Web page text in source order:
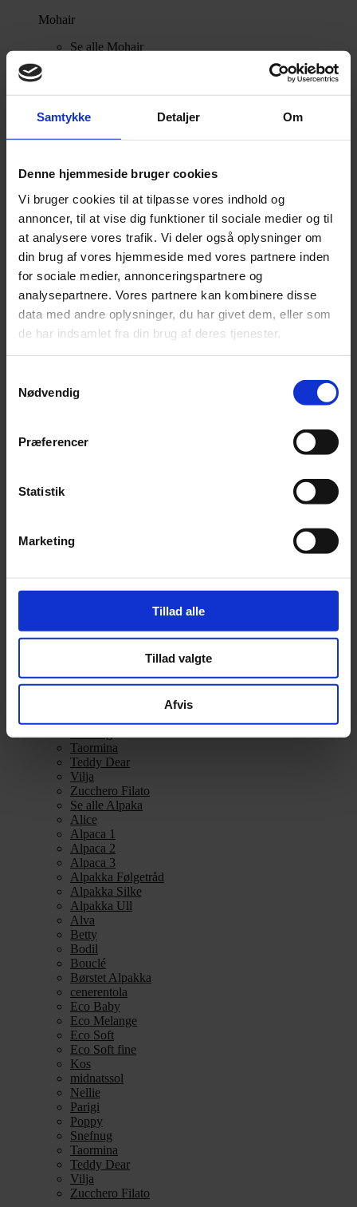
Samtykke Detaljer Om
Denne hjemmeside bruger cookies
Vi bruger cookies til at tilpasse vores indhold og
annoncer, til at vise dig funktioner til sociale medier og til
at analysere vores trafik. Vi deler også oplysninger om
din brug af vores hjemmeside med vores partnere inden
for sociale medier, annonceringspartnere og
analysepartnere. Vores partnere kan kombinere disse
data med andre oplysninger, du har givet dem, eller som
de har indsamlet fra din brug af deres tjenester.
Nødvendig
Præferencer
Statistik
Marketing
Tillad alle
Tillad valgte
Afvis
Mohair
Se alle Mohair
Filnovo
Tilia
Se alle Mohair
angora
Bella
Desiderio
Filnovo
Mulberry Silk
Silk Mohair
Tilia
Se alle Alpaka
Alpaca 2
Bodil
cenerentola
Eco Soft
midnatssol
Nellie
Taormina
Teddy Dear
Vilja
Zucchero Filato
Se alle Alpaka
Alice
Alpaca 1
Alpaca 2
Alpaca 3
Alpakka Følgetråd
Alpakka Silke
Alpakka Ull
Alva
Betty
Bodil
Bouclé
Børstet Alpakka
cenerentola
Eco Baby
Eco Melange
Eco Soft
Eco Soft fine
Kos
midnatssol
Nellie
Parigi
Poppy
Snefnug
Taormina
Teddy Dear
Vilja
Zucchero Filato